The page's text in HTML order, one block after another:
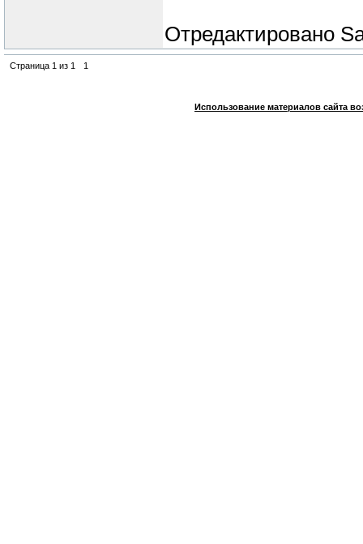
Отредактировано
Страница 1 из 1 1
Использование материалов сайта